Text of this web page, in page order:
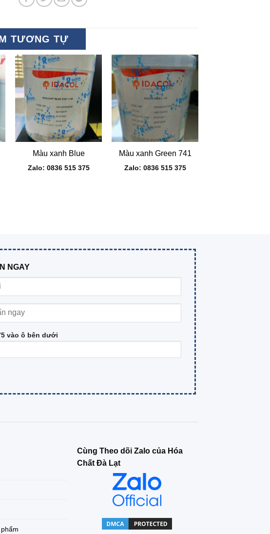
TƯƠNG TỰ
+
Màu xanh Blue
Zalo: 0836 515 375
Màu xanh Green 741
Zalo: 0836 515 375
NGAY
vào ô bên dưới
Cùng Theo dõi Zalo của Hóa
Chất Đà Lạt